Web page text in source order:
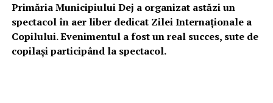
Primăria Municipiului Dej a organizat astăzi un
spectacol în aer liber dedicat Zilei Internaționale a
Copilului. Evenimentul a fost un real succes, sute de
copilași participând la spectacol.